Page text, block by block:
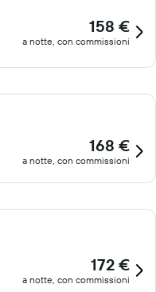
158 €
a notte, con commissioni
168 €
a notte, con commissioni
172 €
a notte, con commissioni